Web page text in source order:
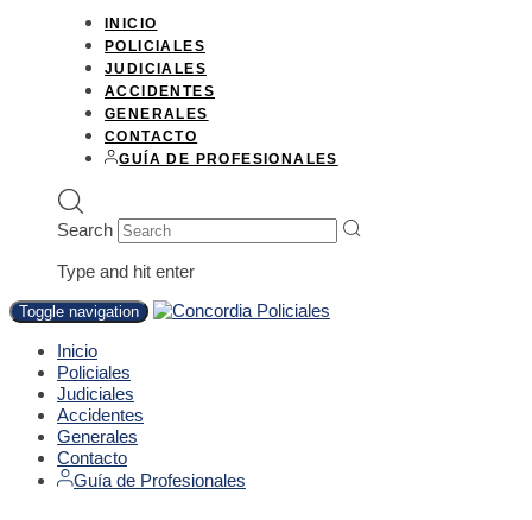
INICIO
POLICIALES
JUDICIALES
ACCIDENTES
GENERALES
CONTACTO
GUÍA DE PROFESIONALES
Search
Type and hit enter
Toggle navigation
Inicio
Policiales
Judiciales
Accidentes
Generales
Contacto
Guía de Profesionales